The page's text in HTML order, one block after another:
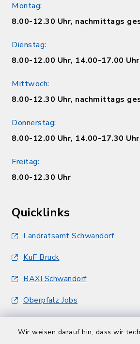
Wir weisen darauf hin, dass wir
Montag:
8.00-12.30 Uhr, nachmittags
Dienstag:
8.00-12.00 Uhr, 14.00-17.00 Uhr
Mittwoch:
8.00-12.30 Uhr, nachmittags
Donnerstag:
8.00-12.00 Uhr, 14.00-17.30 Uhr
Freitag:
8.00-12.30 Uhr
Quicklinks
Landratsamt Schwandorf
KuF Bruck
BAXI Schwandorf
Oberpfalz Jobs